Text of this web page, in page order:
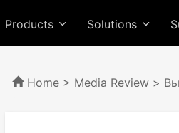
Products Solutions
Home > Media Review >